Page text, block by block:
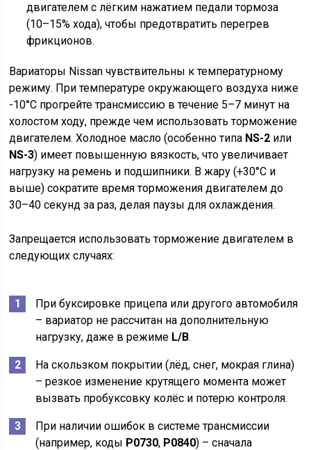
двигателем с лёгким нажатием педали тормоза
(10–15% хода), чтобы предотвратить перегрев
фрикционов.
Вариаторы Nissan чувствительны к температурному
режиму. При температуре окружающего воздуха ниже
-10°C прогрейте трансмиссию в течение 5–7 минут на
холостом ходу, прежде чем использовать торможение
двигателем. Холодное масло (особенно типа NS-2 или
NS-3) имеет повышенную вязкость, что увеличивает
нагрузку на ремень и подшипники. В жару (+30°C и
выше) сократите время торможения двигателем до
30–40 секунд за раз, делая паузы для охлаждения.
Запрещается использовать торможение двигателем в
следующих случаях:
При буксировке прицепа или другого автомобиля
– вариатор не рассчитан на дополнительную
нагрузку, даже в режиме L/B.
На скользком покрытии (лёд, снег, мокрая глина)
– резкое изменение крутящего момента может
вызвать пробуксовку колёс и потерю контроля.
При наличии ошибок в системе трансмиссии
(например, коды P0730, P0840) – сначала